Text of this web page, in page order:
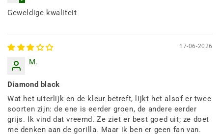
Geweldige kwaliteit
17-06-2026
M.
Diamond black
Wat het uiterlijk en de kleur betreft, lijkt het alsof er twee
soorten zijn: de ene is eerder groen, de andere eerder
grijs. Ik vind dat vreemd. Ze ziet er best goed uit; ze doet
me denken aan de gorilla. Maar ik ben er geen fan van.